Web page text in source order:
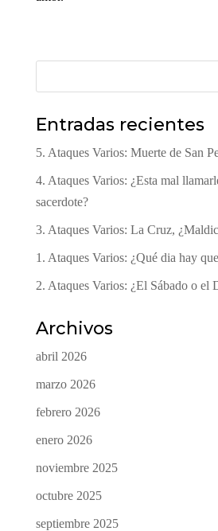
Entradas recientes
5. Ataques Varios: Muerte de San
4. Ataques Varios: ¿Esta mal
sacerdote?
3. Ataques Varios: La Cruz,
1. Ataques Varios: ¿Qué dia hay
2. Ataques Varios: ¿El Sábado o el
Archivos
abril 2026
marzo 2026
febrero 2026
enero 2026
noviembre 2025
octubre 2025
septiembre 2025